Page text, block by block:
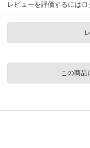
レビューを評価するにはロ
この商品